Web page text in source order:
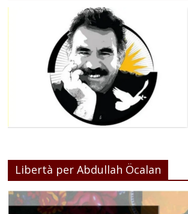
Libertà per Abdullah Öcalan